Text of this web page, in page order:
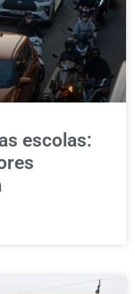
escolas: